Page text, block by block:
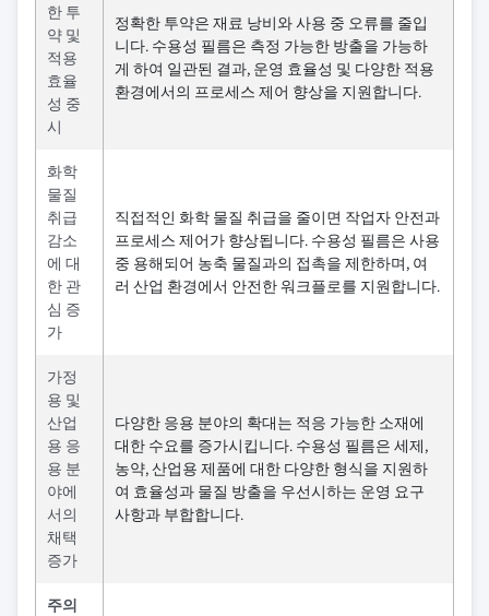
한 투
약 및
적용
효율
성 중
시
정확한 투약은 재료 낭비와 사용 중 오류를 줄입
니다. 수용성 필름은 측정 가능한 방출을 가능하
게 하여 일관된 결과, 운영 효율성 및 다양한 적용
환경에서의 프로세스 제어 향상을 지원합니다.
화학
물질
취급
감소
에 대
한 관
심 증
가
직접적인 화학 물질 취급을 줄이면 작업자 안전과
프로세스 제어가 향상됩니다. 수용성 필름은 사용
중 용해되어 농축 물질과의 접촉을 제한하며, 여
러 산업 환경에서 안전한 워크플로를 지원합니다.
가정
용 및
산업
용 응
용 분
야에
서의
채택
증가
다양한 응용 분야의 확대는 적응 가능한 소재에
대한 수요를 증가시킵니다. 수용성 필름은 세제,
농약, 산업용 제품에 대한 다양한 형식을 지원하
여 효율성과 물질 방출을 우선시하는 운영 요구
사항과 부합합니다.
주의